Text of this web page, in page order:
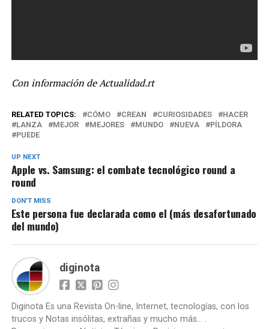
Con información de Actualidad.rt
RELATED TOPICS: CÓMO CREAN CURIOSIDADES
HACER
LANZA
MEJOR MEJORES MUNDO NUEVA
PÍLDORA
PUEDE
UP NEXT
Apple vs. Samsung: el combate tecnológico round a
round
DON'T MISS
Este persona fue declarada como el (más desafortunado
del mundo)
diginota
Diginota Es una Revista On-line, Internet, tecnologías, con los
trucos y Notas insólitas, extrañas y mucho más... .